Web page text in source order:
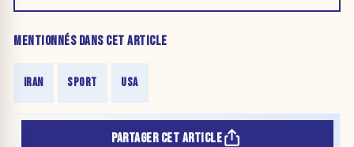
MENTIONNÉS DANS CET ARTICLE
IRAN SPORT USA
PARTAGER CET ARTICLE